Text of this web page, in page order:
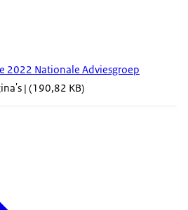
2022 Nationale Adviesgroep
| (190,82 KB)